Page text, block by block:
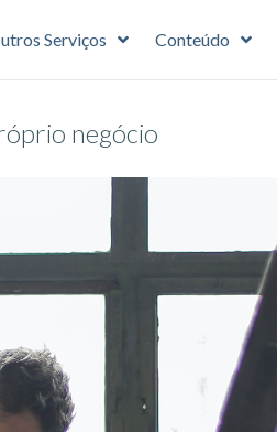
Serviços Conteúdo
negócio